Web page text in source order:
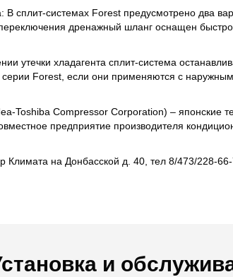
сплит-системах Forest предусмотрено два
дренажный шланг оснащен
утечки хладагента сплит-система
Forest, если они применяются с
Toshiba Compressor Corporation) – японские
предприятие производителя
на Донбасской д. 40, тел 8/473/228-
и